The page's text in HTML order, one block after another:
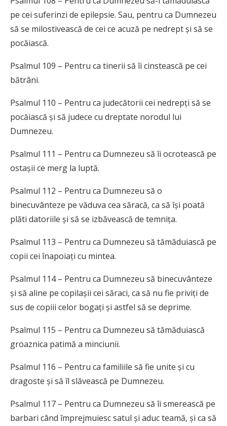
pe cei suferinzi de epilepsie. Sau, pentru ca Dumnezeu
să se milostivească de cei ce acuză pe nedrept și să se
pocăiască.
Psalmul 109 – Pentru ca tinerii să îi cinstească pe cei
bătrâni.
Psalmul 110 – Pentru ca judecătorii cei nedrepți să se
pocăiască și să judece cu dreptate norodul lui
Dumnezeu.
Psalmul 111 – Pentru ca Dumnezeu să îi ocrotească pe
ostașii ce merg la luptă.
Psalmul 112 – Pentru ca Dumnezeu să o
binecuvânteze pe văduva cea săracă, ca să își poată
plăti datoriile și să se izbăvească de temnița.
Psalmul 113 – Pentru ca Dumnezeu să tămăduiască pe
copii cei înapoiați cu mintea.
Psalmul 114 – Pentru ca Dumnezeu să binecuvânteze
și să aline pe copilașii cei săraci, ca să nu fie priviți de
sus de copiii celor bogați și astfel să se deprime.
Psalmul 115 – Pentru ca Dumnezeu să tămăduiască
groaznica patimă a minciunii.
Psalmul 116 – Pentru ca familiile să fie unite și cu
dragoste și să îl slăvească pe Dumnezeu.
Psalmul 117 – Pentru ca Dumnezeu să îi smerească pe
barbari când împrejmuiesc satul și aduc teamă, și ca să